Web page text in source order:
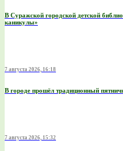
В Суражской городской детской
каникулы»
7 августа 2026, 16:18
В городе прошёл традиционный
7 августа 2026, 15:32